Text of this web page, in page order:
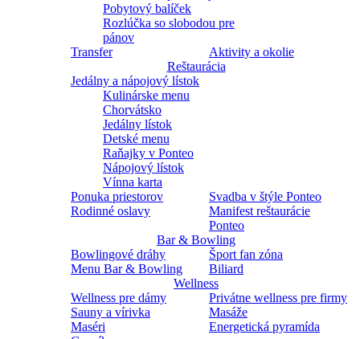
Pobytový balíček
Rozlúčka so slobodou pre
pánov
Transfer
Aktivity a okolie
Reštaurácia
Jedálny a nápojový lístok
Kulinárske menu
Chorvátsko
Jedálny lístok
Detské menu
Raňajky v Ponteo
Nápojový lístok
Vínna karta
Ponuka priestorov
Svadba v štýle Ponteo
Rodinné oslavy
Manifest reštaurácie
Ponteo
Bar & Bowling
Bowlingové dráhy
Šport fan zóna
Menu Bar & Bowling
Biliard
Wellness
Wellness pre dámy
Privátne wellness pre firmy
Sauny a vírivka
Masáže
Maséri
Energetická pyramída